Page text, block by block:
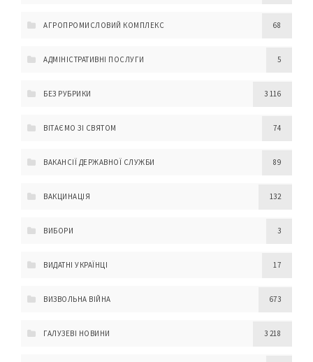
АГРОПРОМИСЛОВИЙ КОМПЛЕКС 68
АДМІНІСТРАТИВНІ ПОСЛУГИ 5
БЕЗ РУБРИКИ 3 116
ВІТАЄМО ЗІ СВЯТОМ 74
ВАКАНСІЇ ДЕРЖАВНОЇ СЛУЖБИ 89
ВАКЦИНАЦІЯ 132
ВИБОРИ 3
ВИДАТНІ УКРАЇНЦІ 17
ВИЗВОЛЬНА ВІЙНА 673
ГАЛУЗЕВІ НОВИНИ 3 218